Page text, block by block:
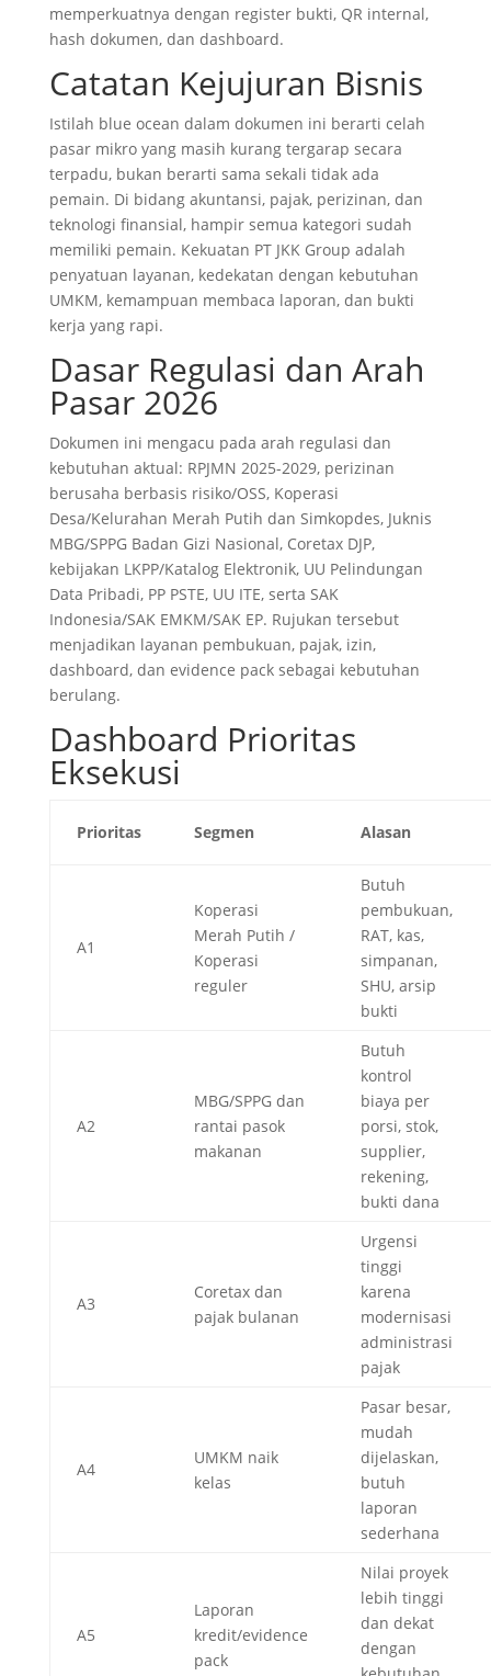
memperkuatnya dengan register bukti, QR internal,
hash dokumen, dan dashboard.
Catatan Kejujuran Bisnis
Istilah blue ocean dalam dokumen ini berarti celah
pasar mikro yang masih kurang tergarap secara
terpadu, bukan berarti sama sekali tidak ada
pemain. Di bidang akuntansi, pajak, perizinan, dan
teknologi finansial, hampir semua kategori sudah
memiliki pemain. Kekuatan PT JKK Group adalah
penyatuan layanan, kedekatan dengan kebutuhan
UMKM, kemampuan membaca laporan, dan bukti
kerja yang rapi.
Dasar Regulasi dan Arah
Pasar 2026
Dokumen ini mengacu pada arah regulasi dan
kebutuhan aktual: RPJMN 2025-2029, perizinan
berusaha berbasis risiko/OSS, Koperasi
Desa/Kelurahan Merah Putih dan Simkopdes, Juknis
MBG/SPPG Badan Gizi Nasional, Coretax DJP,
kebijakan LKPP/Katalog Elektronik, UU Pelindungan
Data Pribadi, PP PSTE, UU ITE, serta SAK
Indonesia/SAK EMKM/SAK EP. Rujukan tersebut
menjadikan layanan pembukuan, pajak, izin,
dashboard, dan evidence pack sebagai kebutuhan
berulang.
Dashboard Prioritas
Eksekusi
Prioritas Segmen Alasan
A1
Koperasi
Merah Putih /
Koperasi
reguler
Butuh
pembukuan,
RAT, kas,
simpanan,
SHU, arsip
bukti
A2
MBG/SPPG dan
rantai pasok
makanan
Butuh
kontrol
biaya per
porsi, stok,
supplier,
rekening,
bukti dana
A3
Coretax dan
pajak bulanan
Urgensi
tinggi
karena
modernisasi
administrasi
pajak
A4
UMKM naik
kelas
Pasar besar,
mudah
dijelaskan,
butuh
laporan
sederhana
A5
Laporan
kredit/evidence
pack
Nilai proyek
lebih tinggi
dan dekat
dengan